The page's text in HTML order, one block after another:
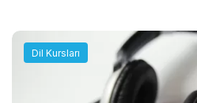
Dil Kursları